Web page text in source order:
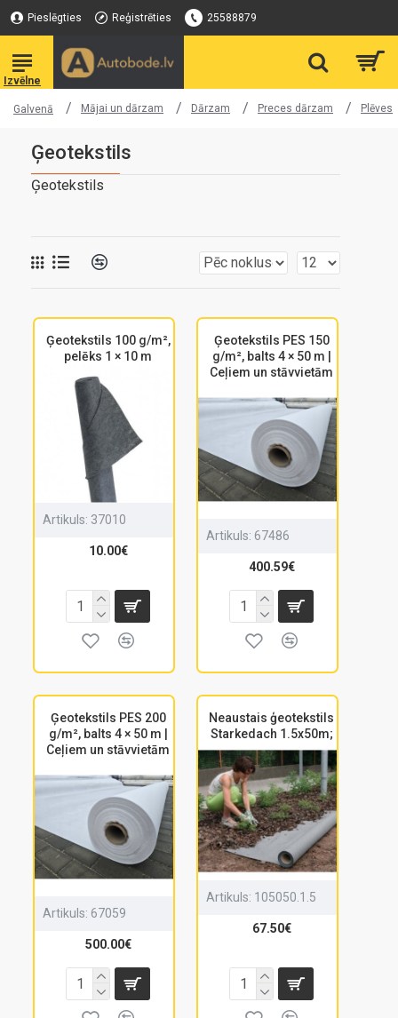
Pieslēgties Reģistrēties 25588879
Galvenā Mājai un dārzam Dārzam Preces dārzam Plēves
Ģeotekstils
Ģeotekstils
Ģeotekstils 100 g/m²,
pelēks 1 × 10 m
Artikuls: 37010
10.00€
Ģeotekstils PES 150
g/m², balts 4 × 50 m |
Ceļiem un stāvvietām
Artikuls: 67486
400.59€
Ģeotekstils PES 200
g/m², balts 4 × 50 m |
Ceļiem un stāvvietām
Artikuls: 67059
500.00€
Neaustais ģeotekstils
Starkedach 1.5x50m;
Artikuls: 105050.1.5
67.50€